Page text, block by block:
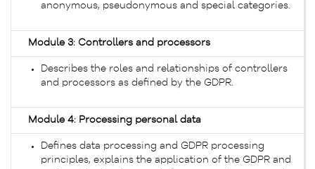
anonymous, pseudonymous and special categories.
Module 3: Controllers and processors
Describes the roles and relationships of controllers
and processors as defined by the GDPR.
Module 4: Processing personal data
Defines data processing and GDPR processing
principles, explains the application of the GDPR and